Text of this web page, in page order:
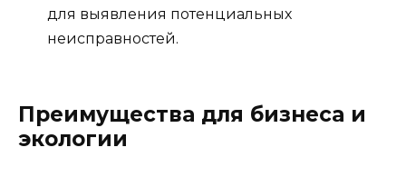
для выявления потенциальных
неисправностей.
Преимущества для бизнеса и
экологии